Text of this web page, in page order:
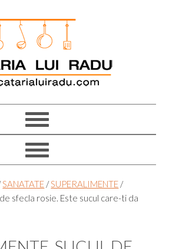
SANATATE /SUPERALIMENTE /
sfecla rosie. Este sucul care-ti da